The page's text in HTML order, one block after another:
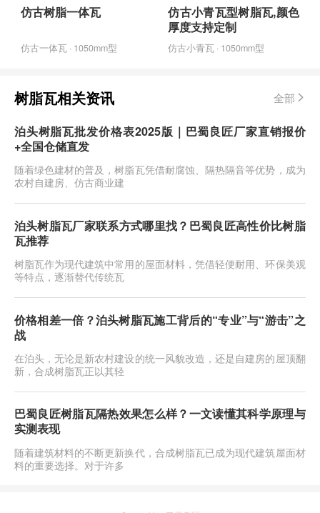
仿古树脂一体瓦
仿古一体瓦 · 1050mm型
仿古小青瓦型树脂瓦,颜色
厚度支持定制
仿古小青瓦 · 1050mm型
树脂瓦相关资讯 全部
泊头树脂瓦批发价格表2025版｜巴蜀良匠厂家直销报价
+全国仓储直发
随着绿色建材的普及，树脂瓦凭借耐腐蚀、隔热隔音等优势，成为
农村自建房、仿古商业建
泊头树脂瓦厂家联系方式哪里找？巴蜀良匠高性价比树脂
瓦推荐
树脂瓦作为现代建筑中常用的屋面材料，凭借轻便耐用、环保美观
等特点，逐渐替代传统瓦
价格相差一倍？泊头树脂瓦施工背后的“专业”与“游击”之
战
在泊头，无论是新农村建设的统一风貌改造，还是自建房的屋顶翻
新，合成树脂瓦正以其轻
巴蜀良匠树脂瓦隔热效果怎么样？一文读懂其科学原理与
实测表现
随着建筑材料的不断更新换代，合成树脂瓦已成为现代建筑屋面材
料的重要选择。对于许多